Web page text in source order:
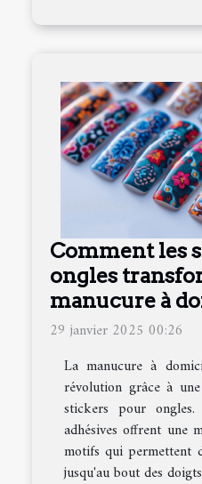
Comment les
ongles
manucure à
29 janvier 2025 00:26
La manucure à
révolution grâce à
stickers pour
adhésives offrent une
motifs qui permettent
jusqu'au bout des